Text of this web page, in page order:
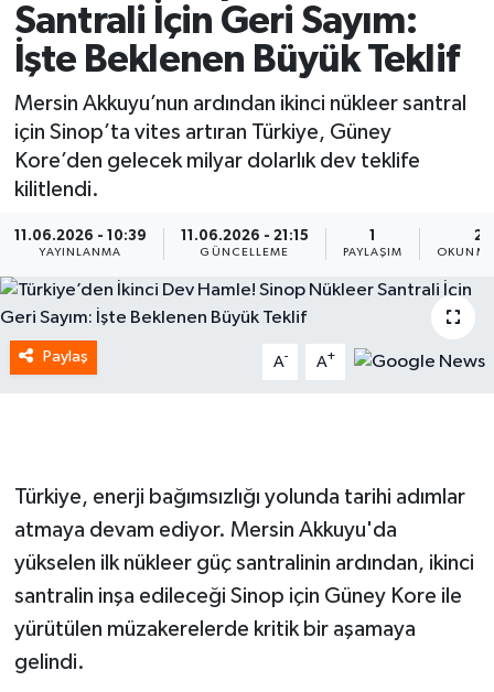
Santrali İçin Geri Sayım:
İşte Beklenen Büyük Teklif
Mersin Akkuyu’nun ardından ikinci nükleer santral
için Sinop’ta vites artıran Türkiye, Güney
Kore’den gelecek milyar dolarlık dev teklife
kilitlendi.
11.06.2026 - 10:39
YAYINLANMA
11.06.2026 - 21:15
GÜNCELLEME PAYLAŞIM
2
Paylaş A- A+
Türkiye, enerji bağımsızlığı yolunda tarihi adımlar
atmaya devam ediyor. Mersin Akkuyu'da
yükselen ilk nükleer güç santralinin ardından, ikinci
santralin inşa edileceği Sinop için Güney Kore ile
yürütülen müzakerelerde kritik bir aşamaya
gelindi.
Spor
Yaşam